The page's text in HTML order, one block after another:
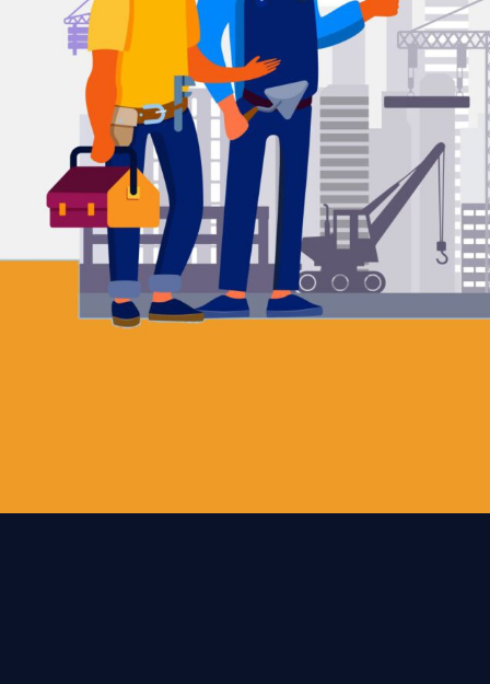
vrijblijvend
Mega ISO streeft naar transparantie. Wij
bieden u een vaste prijs zonder
bijkomende kosten. Nadat wij uw
aanvraag hebben ontvangen, maken wij
binnen 24 uur een afspraak met u. Hierna
stellen wij vrijblijvend een offerte op.
OFFERTE AANVRAGEN